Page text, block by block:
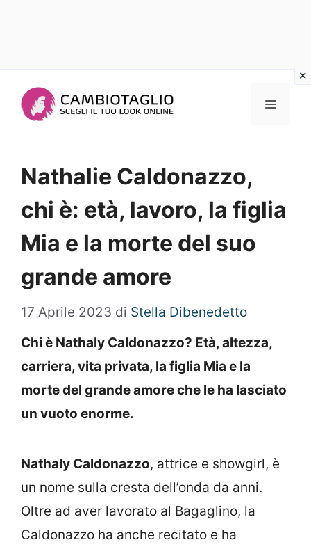
Menu
Nathalie Caldonazzo,
chi è: età, lavoro, la figlia
Mia e la morte del suo
grande amore
17 Aprile 2023 di Stella Dibenedetto
Chi è Nathaly Caldonazzo? Età, altezza,
carriera, vita privata, la figlia Mia e la
morte del grande amore che le ha lasciato
un vuoto enorme.
Nathaly Caldonazzo, attrice e showgirl, è
un nome sulla cresta dell’onda da anni.
Oltre ad aver lavorato al Bagaglino, la
Caldonazzo ha anche recitato e ha